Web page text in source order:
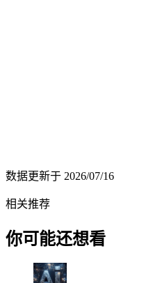
数据更新于 2026/07/16
相关推荐
你可能还想看